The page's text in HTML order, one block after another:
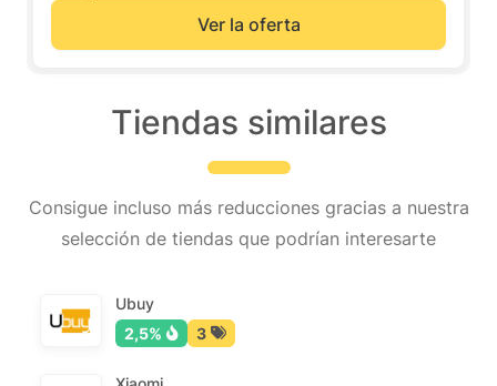
Ver la oferta
Tiendas similares
Consigue incluso más reducciones gracias a nuestra
selección de tiendas que podrían interesarte
Ubuy
2,5%
3